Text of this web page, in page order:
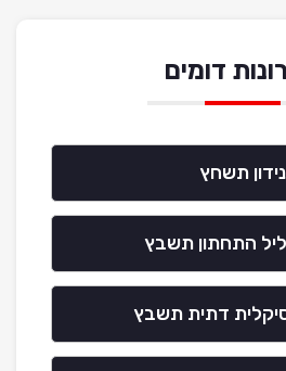
דומים
נידון תשחץ
התחתון תשבץ
דתית תשבץ